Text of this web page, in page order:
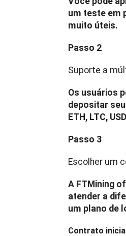
um teste em
muito úteis.
Passo 2
Suporte a
Os usuários
depositar
ETH, LTC,
Passo 3
Escolher um
A FTMining
atender a
um plano de
Contrato